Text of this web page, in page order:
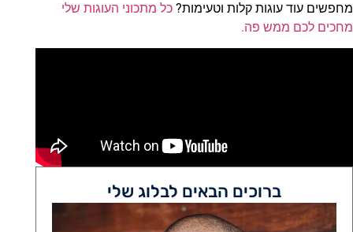
ברוכים הבאים לבלוג שלי
מחפשים עוד עוגות קלות וטעימות? כל מתכוני העוגות שלי
מחכים לכם ממש פה.